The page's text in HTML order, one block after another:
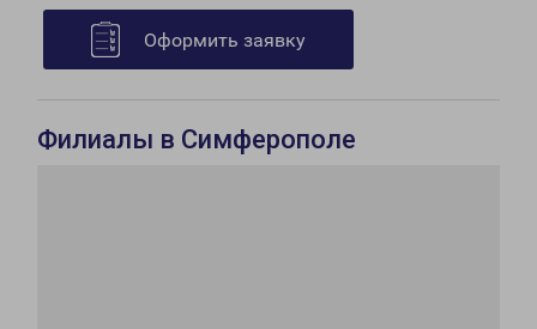
Оформить заявку
Филиалы в Симферополе